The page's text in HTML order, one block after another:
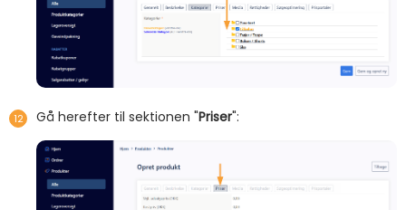
Gå herefter til sektionen "Priser":